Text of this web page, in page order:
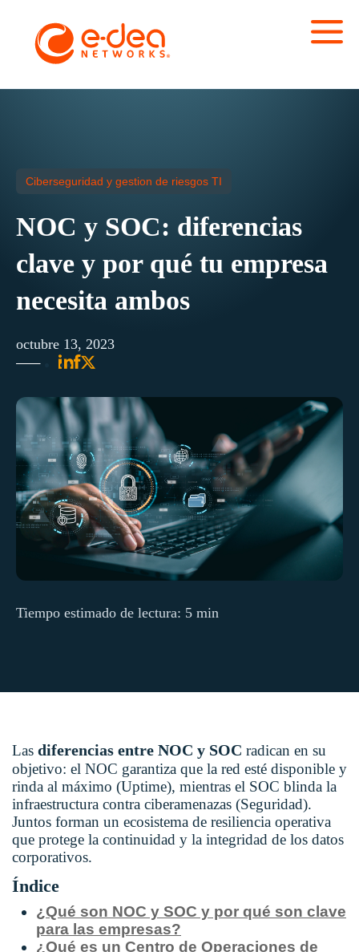
Ciberseguridad y gestion de riesgos TI
NOC y SOC: diferencias
clave y por qué tu empresa
necesita ambos
octubre 13, 2023
Tiempo estimado de lectura: 5 min
Las diferencias entre NOC y SOC radican en su
objetivo: el NOC garantiza que la red esté disponible y
rinda al máximo (Uptime), mientras el SOC blinda la
infraestructura contra ciberamenazas (Seguridad).
Juntos forman un ecosistema de resiliencia operativa
que protege la continuidad y la integridad de los datos
corporativos.
Índice
¿Qué son NOC y SOC y por qué son clave
para las empresas?
¿Qué es un Centro de Operaciones de